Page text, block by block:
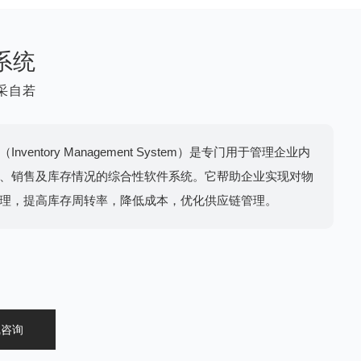
统
自若
Inventory Management System）是专门用于管理企业内
销售及库存情况的综合性软件系统。它帮助企业实现对物
，提高库存周转率，降低成本，优化供应链管理。
询